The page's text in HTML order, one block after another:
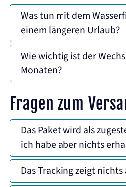
Was tun mit dem
einem längeren Urlaub?
Wie wichtig ist der
Monaten?
Fragen zum
Das Paket wird als
ich habe aber nichts
Das Tracking zeigt nichts